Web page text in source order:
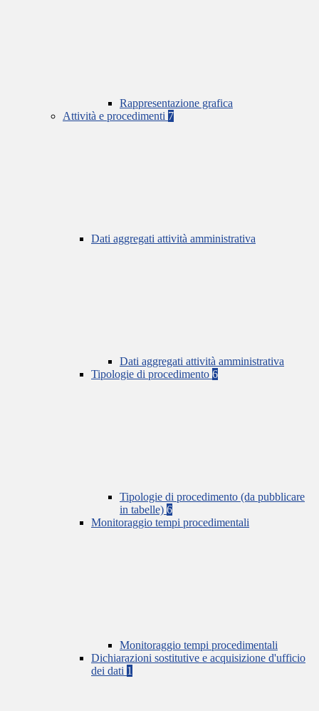
Rappresentazione grafica
Attività e procedimenti 7
Dati aggregati attività amministrativa
Dati aggregati attività amministrativa
Tipologie di procedimento 6
Tipologie di procedimento (da pubblicare
in tabelle) 6
Monitoraggio tempi procedimentali
Monitoraggio tempi procedimentali
Dichiarazioni sostitutive e acquisizione d'ufficio
dei dati 1